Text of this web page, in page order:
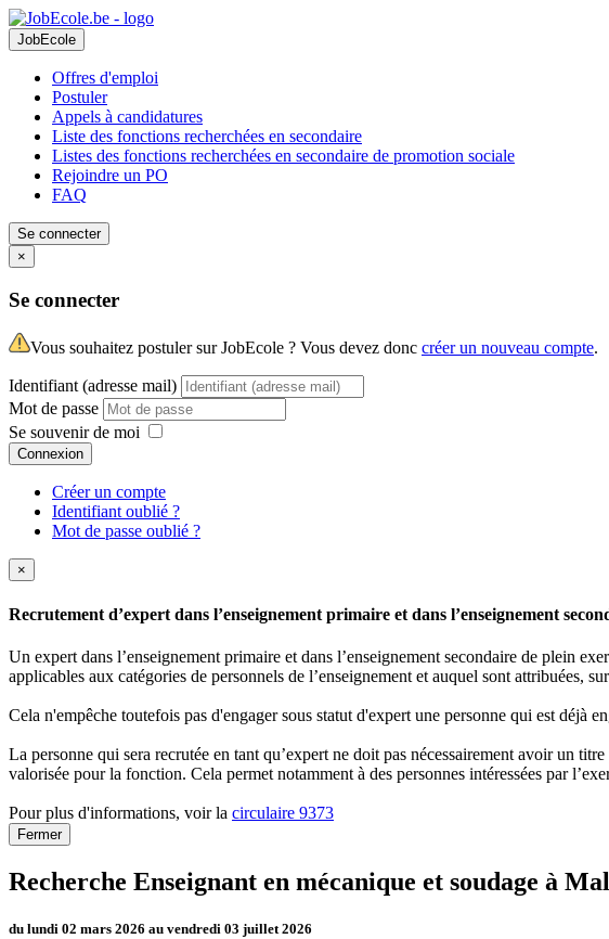
JobEcole
Offres d'emploi
Postuler
Appels à candidatures
Liste des fonctions recherchées en secondaire
Listes des fonctions recherchées en secondaire de promotion sociale
Rejoindre un PO
FAQ
Se connecter
×
Se connecter
Vous souhaitez postuler sur JobEcole ? Vous devez donc créer un nouveau compte.
Identifiant (adresse mail)
Mot de passe
Se souvenir de moi
Connexion
Créer un compte
Identifiant oublié ?
Mot de passe oublié ?
×
Recrutement d’expert dans l’enseignement primaire et dans l’enseignement
Un expert dans l’enseignement primaire et dans l’enseignement secondaire de plein
applicables aux catégories de personnels de l’enseignement et auquel sont attribuées,
Cela n'empêche toutefois pas d'engager sous statut d'expert une personne qui est déjà
La personne qui sera recrutée en tant qu’expert ne doit pas nécessairement avoir un
valorisée pour la fonction. Cela permet notamment à des personnes intéressées par
Pour plus d'informations, voir la circulaire 9373
Fermer
Recherche Enseignant en mécanique et soudage à
du lundi 02 mars 2026 au vendredi 03 juillet 2026